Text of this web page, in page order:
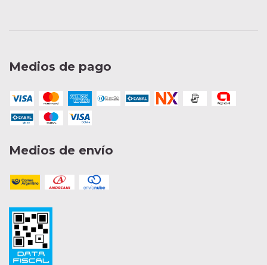
Medios de pago
Medios de envío